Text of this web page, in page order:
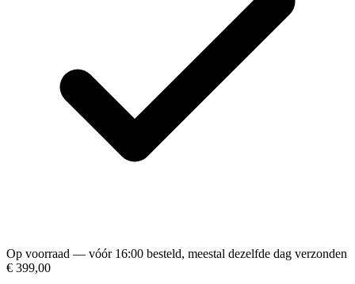
Op voorraad — vóór 16:00 besteld, meestal dezelfde dag verzonden
€ 399,00